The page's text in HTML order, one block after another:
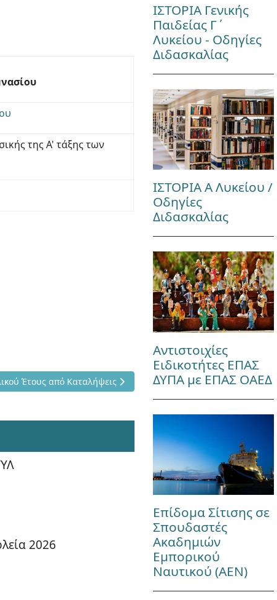
της Α' τάξης των
Σχολικού Έτους από Καταλήψεις
Έτους από Καταλήψεις
2026
ΙΣΤΟΡΙΑ Γενικής
Παιδείας Γ΄
Λυκείου - Οδηγίες
Διδασκαλίας
ΙΣΤΟΡΙΑ Α Λυκείου /
Οδηγίες
Διδασκαλίας
Αντιστοιχίες
Ειδικοτήτες ΕΠΑΣ
ΔΥΠΑ με ΕΠΑΣ ΟΑΕΔ
Επίδομα Σίτισης σε
Σπουδαστές
Ακαδημιών
Εμπορικού
Ναυτικού (ΑΕΝ)